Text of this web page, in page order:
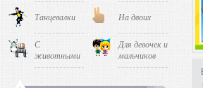
Танцевалки
С
животными
На двоих
Для девочек и
мальчиков